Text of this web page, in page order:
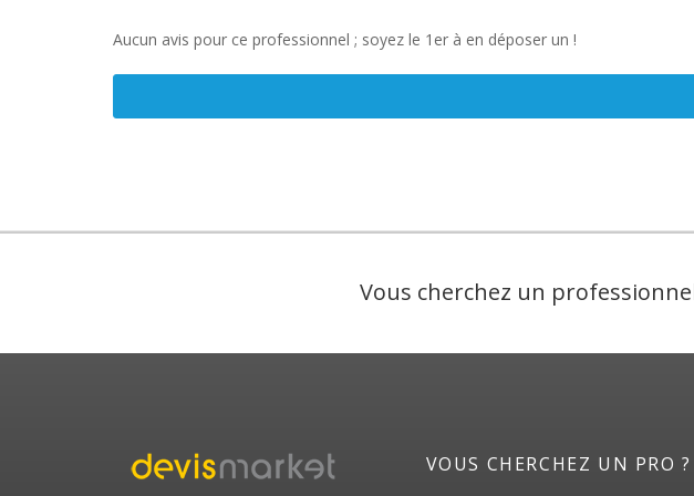
Aucun avis pour ce professionnel ; soyez le 1er à en déposer un !
Vous cherchez un
VOUS CHERCHEZ UN PRO ?